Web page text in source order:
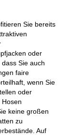
Sie bereits
oder
Sie auch
faire
wenn Sie
oder
keine großen
zu
Auf